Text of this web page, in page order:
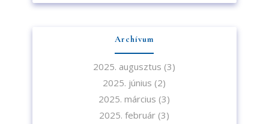
Archívum
2025. augusztus (3)
2025. június (2)
2025. március (3)
2025. február (3)